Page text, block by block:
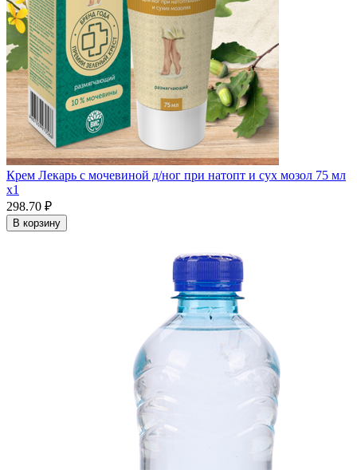
Крем Лекарь с мочевиной д/ног при натопт и сух мозол 75 мл
x1
298.70 ₽
В корзину